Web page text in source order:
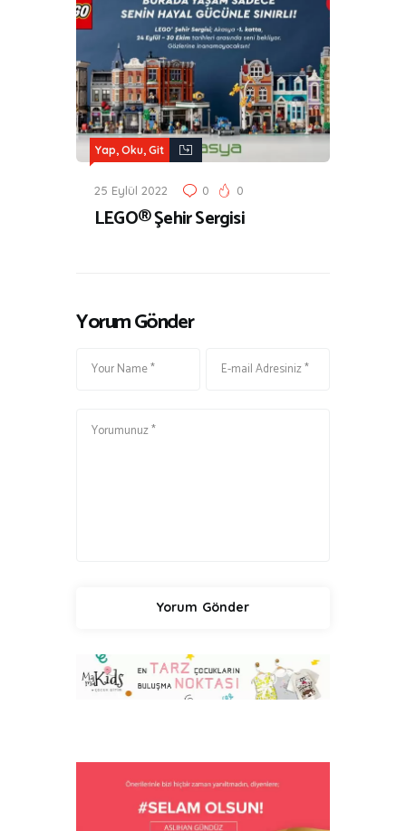
Yap, Oku, Git
25 Eylül 2022 0 0
LEGO® Şehir Sergisi
Yorum Gönder